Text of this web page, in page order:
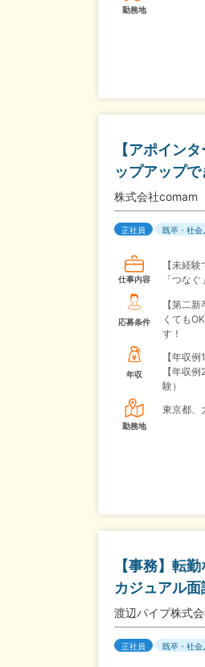
勤務地
【アポイン
ップアップで
株式会社comam
正社員 既卒・社会
仕事内容
【未経
「つな
応募条件
【第二
くても
す！
年収
【年収例1
【年収例2
験）
勤務地
東京都
【事務】転
カジュアル面
渡辺パイプ株式会
正社員 既卒・社会